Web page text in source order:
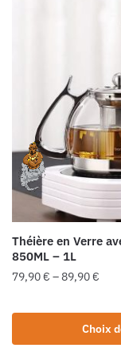
Théière en Verre
850ML – 1L
79,90€ –89,90€
Choix